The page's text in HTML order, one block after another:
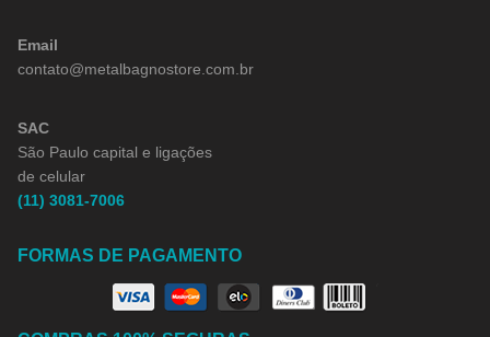
Email
contato@metalbagnostore.com.br
SAC
São Paulo capital e ligações
de celular
(11) 3081-7006
FORMAS DE PAGAMENTO